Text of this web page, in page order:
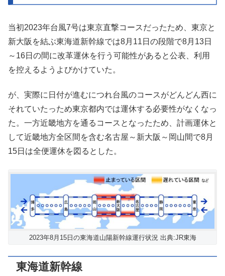
当初2023年台風7号は東京直撃コースだったため、東京と
新大阪を結ぶ東海道新幹線では8月11日の段階で8月13日
～16日の間に改革運休を行う可能性があると公表、利用
を控えるようよびかけていた。
が、実際に日付が進むにつれ台風のコースがどんどん西に
それていたっため東京都内では運休する必要性がなくなっ
た。一方近畿地方を通るコースとなったため、計画運休と
して近畿地方全区間を含む名古屋～新大阪～岡山間で8月
15日は全便運休を図るとした。
2023年8月15日の東海道山陽新幹線運行状況 出典:JR東海
東海道新幹線